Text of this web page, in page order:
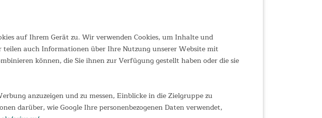
auf Ihrem Gerät zu. Wir verwenden Cookies, um Inhalte und
auch Informationen über Ihre Nutzung unserer Website mit
können, die Sie ihnen zur Verfügung gestellt haben oder die sie
anzuzeigen und zu messen, Einblicke in die Zielgruppe zu
darüber, wie Google Ihre personenbezogenen Daten verwendet,